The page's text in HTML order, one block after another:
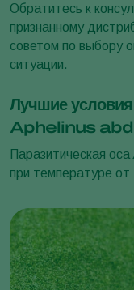
Обратитесь к
признанному
советом по выбору
ситуации.
Лучшие
Aphelinus
Паразитическая оса
при температуре от